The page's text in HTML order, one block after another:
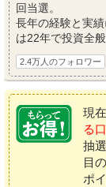
回当選。
長年の経験と実
は22年で投資全般
2.4万人のフォロワー
現在
る
抽
目の
ポ